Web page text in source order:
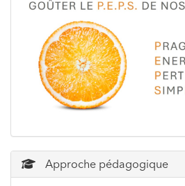
Approche pédagogique